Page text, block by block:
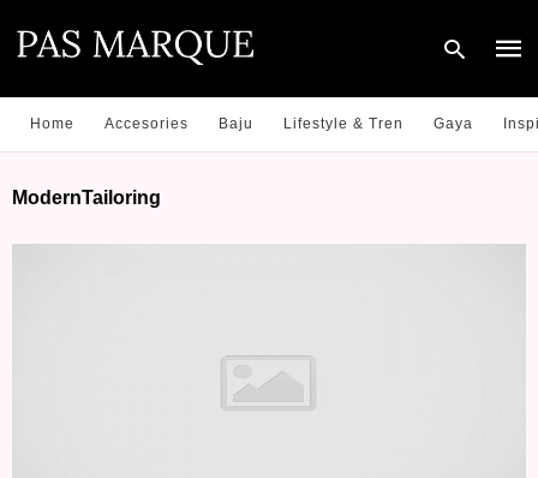
Home Accesories Baju Lifestyle & Tren Gaya
ModernTailoring